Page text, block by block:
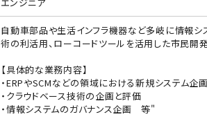
自動車部品や生活インフラ機器など多岐に情報シ
術の利活用、ローコードツールを活用した市民開
【具体的な業務内容】
・ERPやSCMなどの領域における新規システム企
・クラウドベース技術の企画と評価
・情報システムのガバナンス企画 等"